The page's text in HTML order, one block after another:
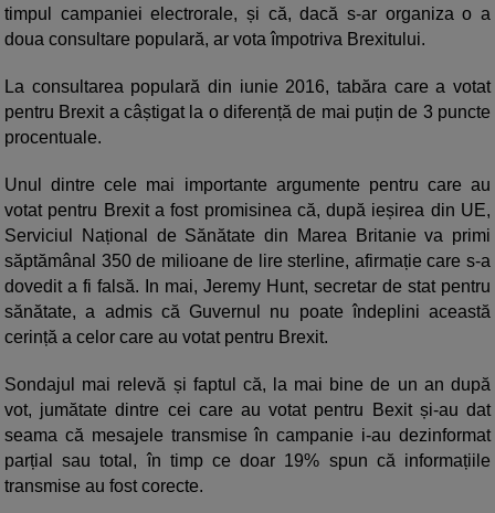
timpul campaniei electrorale, și că, dacă s-ar organiza o a
doua consultare populară, ar vota împotriva Brexitului.
La consultarea populară din iunie 2016, tabăra care a votat
pentru Brexit a câștigat la o diferență de mai puțin de 3 puncte
procentuale.
Unul dintre cele mai importante argumente pentru care au
votat pentru Brexit a fost promisinea că, după ieșirea din UE,
Serviciul Național de Sănătate din Marea Britanie va primi
săptămânal 350 de milioane de lire sterline, afirmație care s-a
dovedit a fi falsă. In mai, Jeremy Hunt, secretar de stat pentru
sănătate, a admis că Guvernul nu poate îndeplini această
cerință a celor care au votat pentru Brexit.
Sondajul mai relevă și faptul că, la mai bine de un an după
vot, jumătate dintre cei care au votat pentru Bexit și-au dat
seama că mesajele transmise în campanie i-au dezinformat
parțial sau total, în timp ce doar 19% spun că informațiile
transmise au fost corecte.